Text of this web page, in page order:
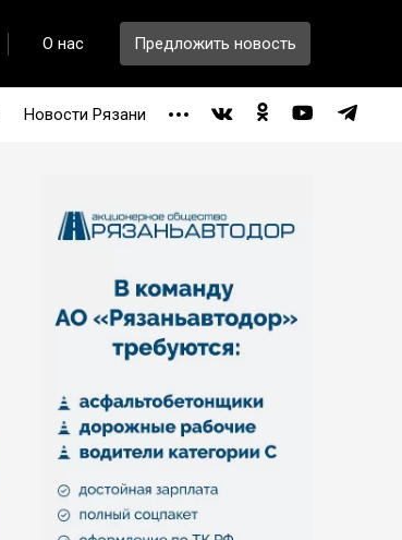
О нас Предложить новость
Новости Рязани